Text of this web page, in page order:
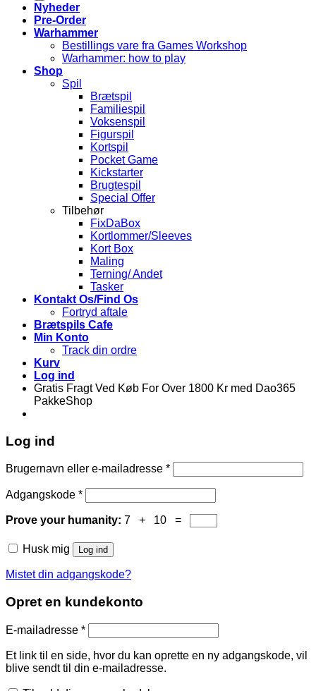
Nyheder
Pre-Order
Warhammer
Bestillings vare fra Games Workshop
Warhammer: how to play
Shop
Spil
Brætspil
Familiespil
Voksenspil
Figurspil
Kortspil
Pocket Game
Kickstarter
Brugtespil
Special Offer
Tilbehør
FixDaBox
Kortlommer/Sleeves
Kort Box
Maling
Terning/ Andet
Tasker
Kontakt Os/Find Os
Fortryd aftale
Brætspils Cafe
Min Konto
Track din ordre
Kurv
Log ind
Gratis Fragt Ved Køb For Over 1800 Kr med Dao365
PakkeShop
Log ind
Brugernavn eller e-mailadresse *
Adgangskode *
Prove your humanity: 7 + 10 =
Husk mig Log ind
Mistet din adgangskode?
Opret en kundekonto
E-mailadresse *
Et link til en side, hvor du kan oprette en ny adgangskode, vil
blive sendt til din e-mailadresse.